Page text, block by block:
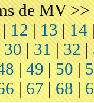
de MV>>
12 |13|14
30| 31|32 |
|49 | 50|
| 67 |68 |